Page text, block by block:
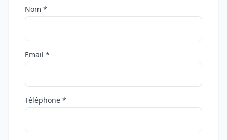
Nom *
Email *
Téléphone *